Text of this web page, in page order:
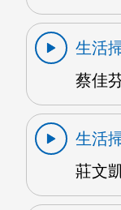
生活
蔡佳
生活
莊文